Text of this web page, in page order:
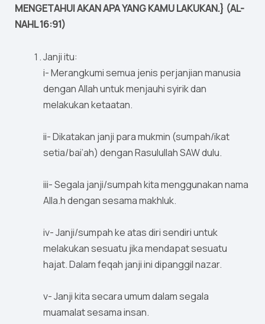
MENGETAHUI AKAN APA YANG KAMU LAKUKAN.} (AL-
NAHL 16:91)
Janji itu:
i- Merangkumi semua jenis perjanjian manusia
dengan Allah untuk menjauhi syirik dan
melakukan ketaatan.
ii- Dikatakan janji para mukmin (sumpah/ikat
setia/bai’ah) dengan Rasulullah SAW dulu.
iii- Segala janji/sumpah kita menggunakan nama
Alla.h dengan sesama makhluk.
iv- Janji/sumpah ke atas diri sendiri untuk
melakukan sesuatu jika mendapat sesuatu
hajat. Dalam feqah janji ini dipanggil nazar.
v- Janji kita secara umum dalam segala
muamalat sesama insan.